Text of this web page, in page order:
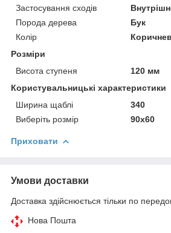
Застосування сходів
Порода дерева
Бук
Колір
Розміри
Висота ступеня
120 мм
Користувальницькі характеристики
Ширина щаблі
340
Виберіть розмір
90х60
Приховати
Умови доставки
Доставка здійснюється тільки по
Нова Пошта